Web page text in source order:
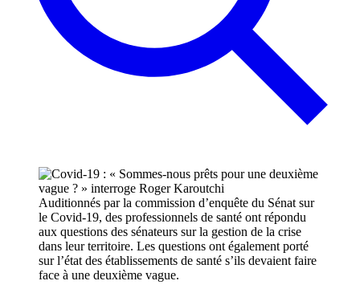
Auditionnés par la commission d’enquête du Sénat sur
le Covid-19, des professionnels de santé ont répondu
aux questions des sénateurs sur la gestion de la crise
dans leur territoire. Les questions ont également porté
sur l’état des établissements de santé s’ils devaient faire
face à une deuxième vague.